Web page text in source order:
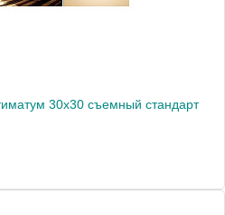
30x30 съемный стандарт